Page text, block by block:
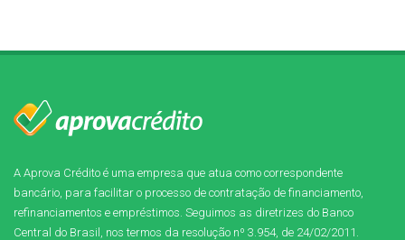
A Aprova Crédito é uma empresa que atua como correspondente
bancário, para facilitar o processo de contratação de financiamento,
refinanciamentos e empréstimos. Seguimos as diretrizes do Banco
Central do Brasil, nos termos da resolução nº 3.954, de 24/02/2011.